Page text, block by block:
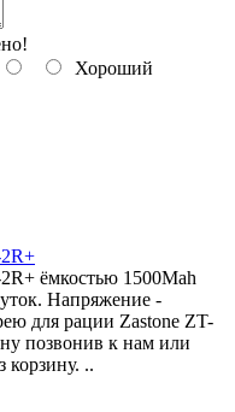
Хороший
ёмкостью 1500Mah
Напряжение -
для рации Zastone ZT-
позвонив к нам или
корзину. ..